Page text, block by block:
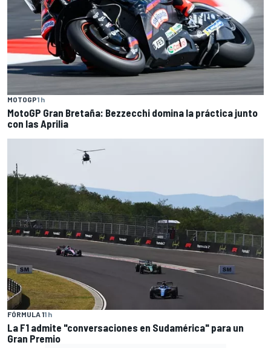
MOTOGP1 h
MotoGP Gran Bretaña: Bezzecchi domina la práctica junto
con las Aprilia
FÓRMULA 11 h
La F1 admite "conversaciones en Sudamérica" para un
Gran Premio